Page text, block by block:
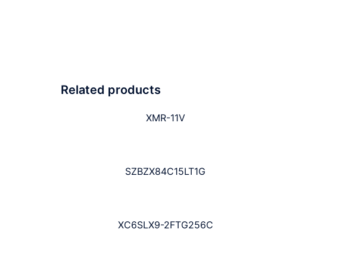
Related products
XMR-11V
SZBZX84C15LT1G
XC6SLX9-2FTG256C